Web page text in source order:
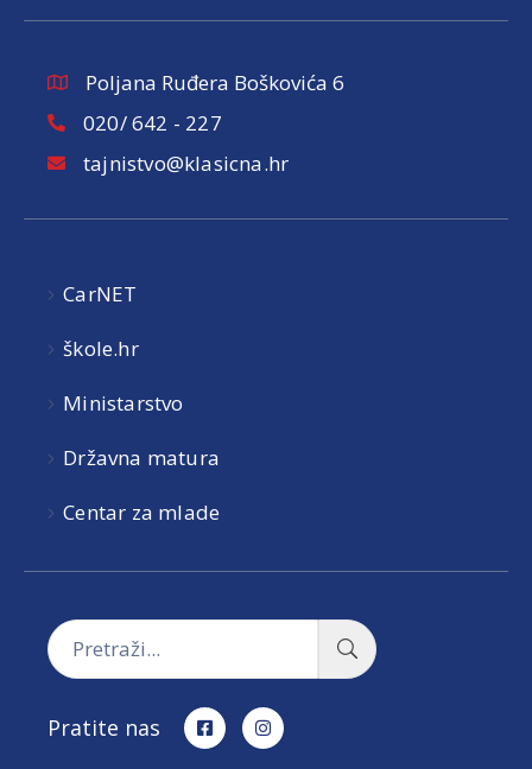
Poljana Ruđera Boškovića 6
020/ 642 - 227
tajnistvo@klasicna.hr
CarNET
škole.hr
Ministarstvo
Državna matura
Centar za mlade
Pratite nas